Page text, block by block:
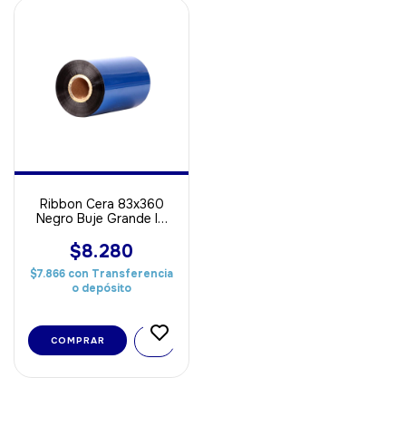
Ribbon Cera 83x360
Negro Buje Grande IN
$8.280
$7.866 con Transferencia
o depósito